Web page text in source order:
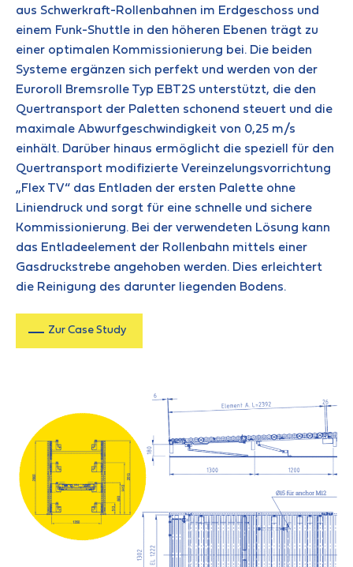
aus Schwerkraft-Rollenbahnen im Erdgeschoss und
einem Funk-Shuttle in den höheren Ebenen trägt zu
einer optimalen Kommissionierung bei. Die beiden
Systeme ergänzen sich perfekt und werden von der
Euroroll Bremsrolle Typ EBT2S unterstützt, die den
Quertransport der Paletten schonend steuert und die
maximale Abwurfgeschwindigkeit von 0,25 m/s
einhält. Darüber hinaus ermöglicht die speziell für den
Quertransport modifizierte Vereinzelungsvorrichtung
„Flex TV“ das Entladen der ersten Palette ohne
Liniendruck und sorgt für eine schnelle und sichere
Kommissionierung. Bei der verwendeten Lösung kann
das Entladeelement der Rollenbahn mittels einer
Gasdruckstrebe angehoben werden. Dies erleichtert
die Reinigung des darunter liegenden Bodens.
Zur Case Study